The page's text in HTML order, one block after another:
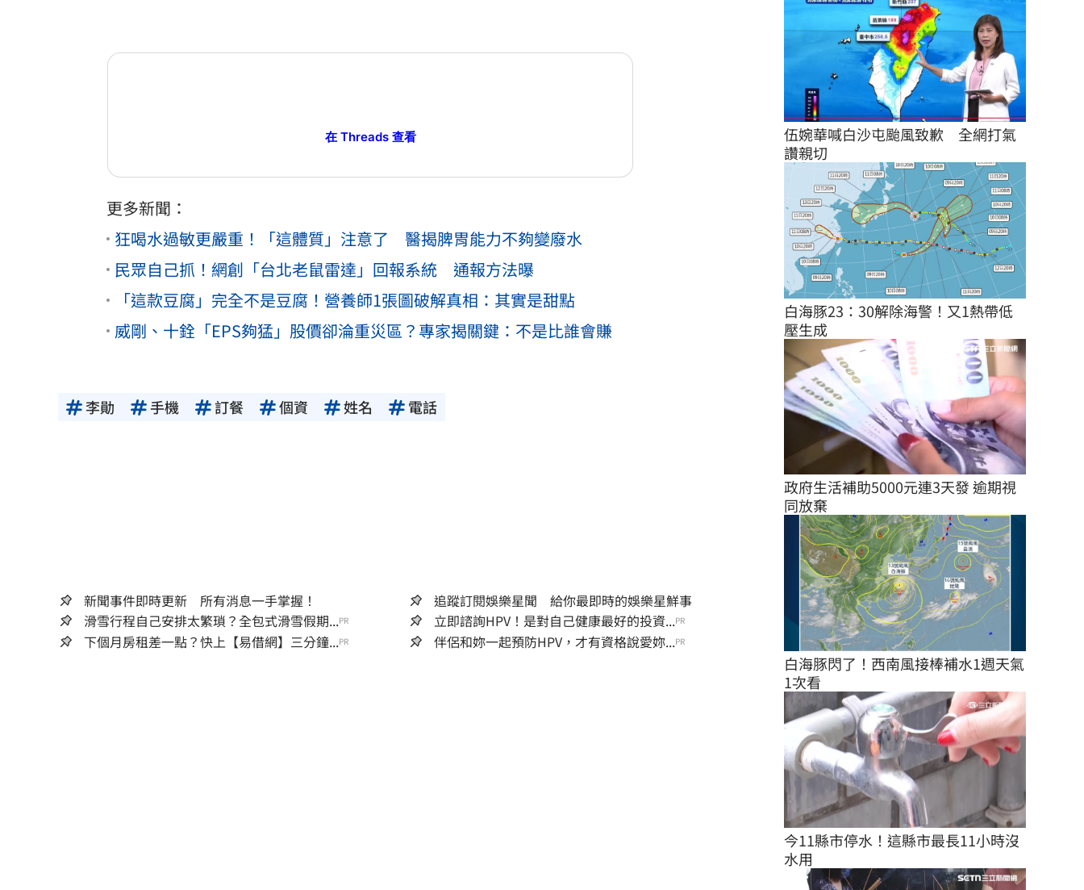
在 Threads 查看
更多新聞：
狂喝水過敏更嚴重！「這體質」注意了 醫揭脾胃能力不夠變廢水
民眾自己抓！網創「台北老鼠雷達」回報系統 通報方法曝
「這款豆腐」完全不是豆腐！營養師1張圖破解真相：其實是甜點
威剛、十銓「EPS夠猛」股價卻淪重災區？專家揭關鍵：不是比誰會賺
李勛 手機 訂餐 個資 姓名 電話
新聞事件即時更新 所有消息一手掌握！
追蹤訂閱娛樂星聞 給你最即時的娛樂星鮮事
滑雪行程自己安排太繁瑣？全包式滑雪假期...PR 立即諮詢HPV！是對自己健康最好的投資...PR
下個月房租差一點？快上【易借網】三分鐘...PR 伴侶和妳一起預防HPV，才有資格說愛妳...PR
伍婉華喊白沙屯颱風致歉　全網打氣
讚親切
白海豚23：30解除海警！又1熱帶低
壓生成
政府生活補助5000元連3天發 逾期視
同放棄
白海豚閃了！西南風接棒補水1週天氣
1次看
今11縣市停水！這縣市最長11小時沒
水用